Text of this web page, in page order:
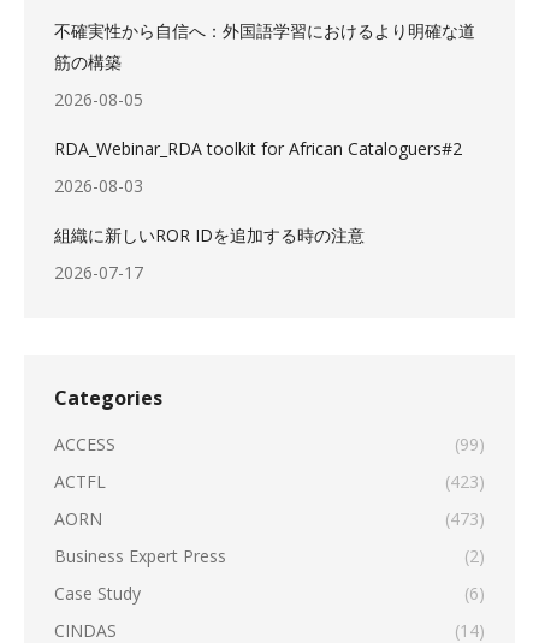
不確実性から自信へ：外国語学習におけるより明確な道
筋の構築
2026-08-05
RDA_Webinar_RDA toolkit for African Cataloguers#2
2026-08-03
組織に新しいROR IDを追加する時の注意
2026-07-17
Categories
ACCESS
(99)
ACTFL
(423)
AORN
(473)
Business Expert Press
(2)
Case Study
(6)
CINDAS
(14)